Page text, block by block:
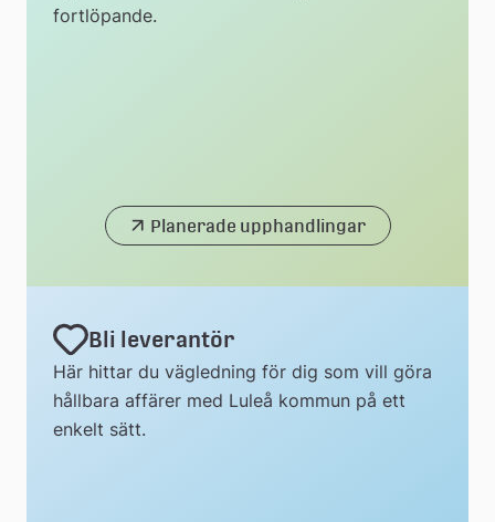
fortlöpande.
Planerade upphandlingar
Bli leverantör
Här hittar du vägledning för dig som vill göra
hållbara affärer med Luleå kommun på ett
enkelt sätt.